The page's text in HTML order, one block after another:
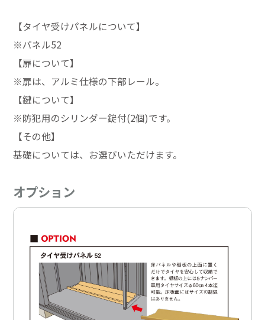
【タイヤ受けパネルについて】
※パネル52
【扉について】
※扉は、アルミ仕様の下部レール。
【鍵について】
※防犯用のシリンダー錠付(2個)です。
【その他】
基礎については、お選びいただけます。
オプション